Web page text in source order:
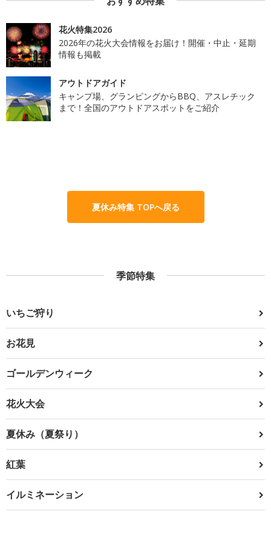
花火特集2026
2026年の花火大会情報をお届け！開催・中止・延期
情報も掲載
アウトドアガイド
キャンプ場、グランピングからBBQ、アスレチック
まで！全国のアウトドアスポットをご紹介
夏休み特集 TOPへ戻る
季節特集
いちご狩り
お花見
ゴールデンウィーク
花火大会
夏休み（夏祭り）
紅葉
イルミネーション